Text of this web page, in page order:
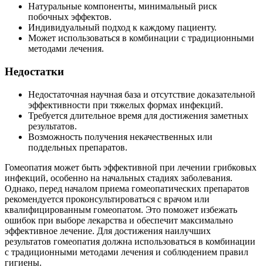
Натуральные компоненты, минимальный риск
побочных эффектов.
Индивидуальный подход к каждому пациенту.
Может использоваться в комбинации с традиционными
методами лечения.
Недостатки
Недостаточная научная база и отсутствие доказательной
эффективности при тяжелых формах инфекций.
Требуется длительное время для достижения заметных
результатов.
Возможность получения некачественных или
поддельных препаратов.
Гомеопатия может быть эффективной при лечении грибковых
инфекций, особенно на начальных стадиях заболевания.
Однако, перед началом приема гомеопатических препаратов
рекомендуется проконсультироваться с врачом или
квалифицированным гомеопатом. Это поможет избежать
ошибок при выборе лекарства и обеспечит максимально
эффективное лечение. Для достижения наилучших
результатов гомеопатия должна использоваться в комбинации
с традиционными методами лечения и соблюдением правил
гигиены.